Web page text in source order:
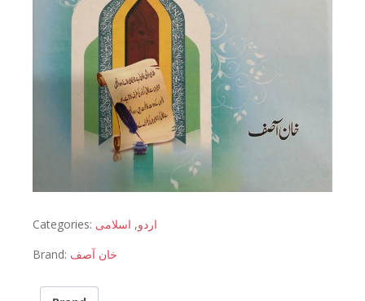
Categories: اردو, اسلامی
Brand: خان آصف